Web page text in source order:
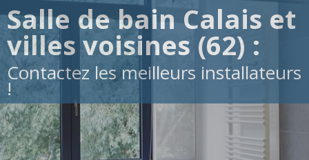
Salle de bain Calais et
villes voisines (62) :
Contactez les meilleurs installateurs
!